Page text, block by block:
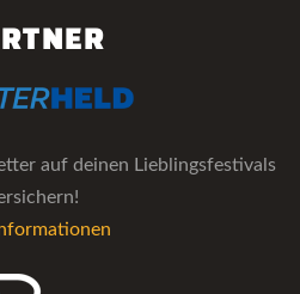
auf deinen Lieblingsfestivals